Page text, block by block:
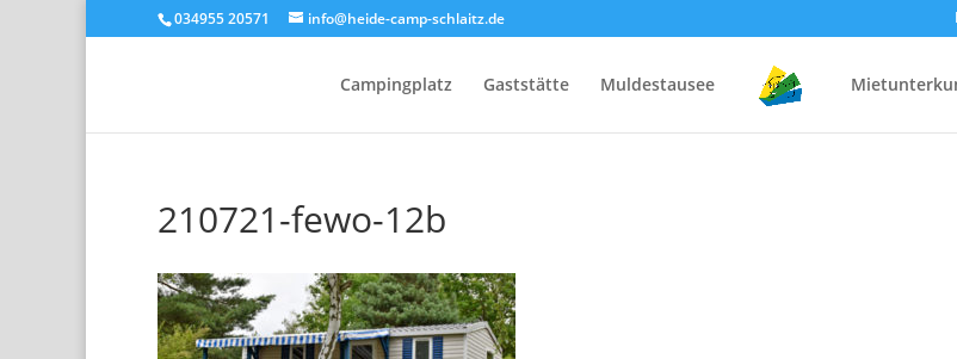
034955 20571 info@heide-camp-schlaitz.de
Campingplatz Gaststätte Muldestausee
210721-fewo-12b